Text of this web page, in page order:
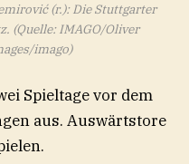
(r.): Die Stuttgarter
(Quelle: IMAGO/Oliver
imago)
Spieltage vor dem
aus. Auswärtstore